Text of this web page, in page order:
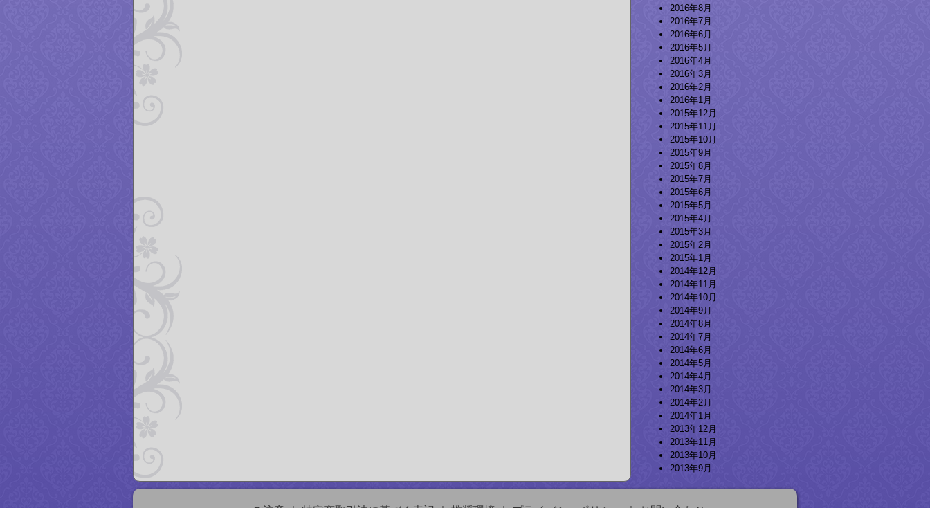
2016年8月
2016年7月
2016年6月
2016年5月
2016年4月
2016年3月
2016年2月
2016年1月
2015年12月
2015年11月
2015年10月
2015年9月
2015年8月
2015年7月
2015年6月
2015年5月
2015年4月
2015年3月
2015年2月
2015年1月
2014年12月
2014年11月
2014年10月
2014年9月
2014年8月
2014年7月
2014年6月
2014年5月
2014年4月
2014年3月
2014年2月
2014年1月
2013年12月
2013年11月
2013年10月
2013年9月